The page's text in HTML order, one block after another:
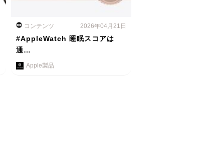
コンテンツ 2026年04月21日
#AppleWatch 睡眠スコアは
通…
Apple製品